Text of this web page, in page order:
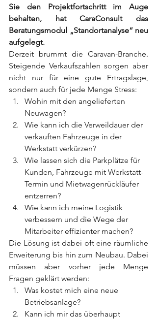
Sie den Projektfortschritt im Auge
behalten, hat CaraConsult das
Beratungsmodul „Standortanalyse“ neu
aufgelegt.
Derzeit brummt die Caravan-Branche.
Steigende Verkaufszahlen sorgen aber
nicht nur für eine gute Ertragslage,
sondern auch für jede Menge Stress:
Wohin mit den angelieferten
Neuwagen?
Wie kann ich die Verweildauer der
verkauften Fahrzeuge in der
Werkstatt verkürzen?
Wie lassen sich die Parkplätze für
Kunden, Fahrzeuge mit Werkstatt-
Termin und Mietwagenrückläufer
entzerren?
Wie kann ich meine Logistik
verbessern und die Wege der
Mitarbeiter effizienter machen?
Die Lösung ist dabei oft eine räumliche
Erweiterung bis hin zum Neubau. Dabei
müssen aber vorher jede Menge
Fragen geklärt werden:
Was kostet mich eine neue
Betriebsanlage?
Kann ich mir das überhaupt